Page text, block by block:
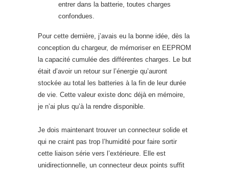
entrer dans la batterie, toutes charges
confondues.
Pour cette dernière, j’avais eu la bonne idée, dès la
conception du chargeur, de mémoriser en EEPROM
la capacité cumulée des différentes charges. Le but
était d’avoir un retour sur l’énergie qu’auront
stockée au total les batteries à la fin de leur durée
de vie. Cette valeur existe donc déjà en mémoire,
je n’ai plus qu’à la rendre disponible.
Je dois maintenant trouver un connecteur solide et
qui ne craint pas trop l’humidité pour faire sortir
cette liaison série vers l’extérieure. Elle est
unidirectionnelle, un connecteur deux points suffit